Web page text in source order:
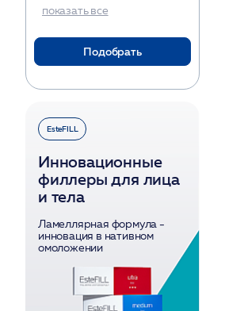
Комбинированная
Сухая
чувствительная
показать все
Подобрать
EsteFILL
Инновационные
филлеры для лица
и тела
Ламеллярная формула -
инновация в нативном
омоложении